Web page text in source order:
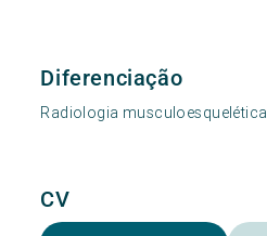
Diferenciação
Radiologia musculoesquelética
CV